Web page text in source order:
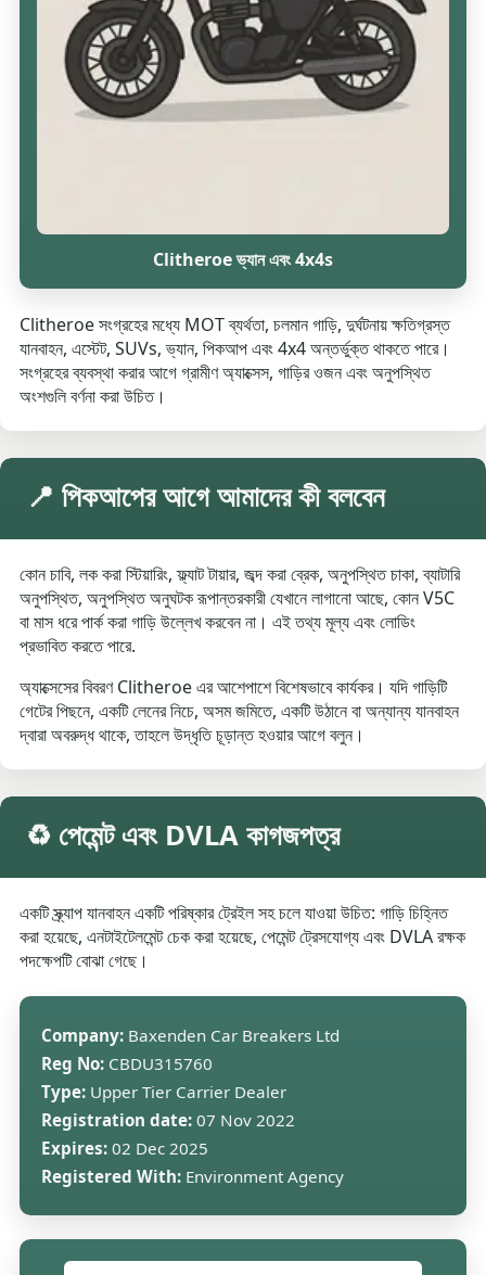
Clitheroe ভ্যান এবং 4x4s
Clitheroe সংগ্রহের মধ্যে MOT ব্যর্থতা, চলমান গাড়ি, দুর্ঘটনায় ক্ষতিগ্রস্ত
যানবাহন, এস্টেট, SUVs, ভ্যান, পিকআপ এবং 4x4 অন্তর্ভুক্ত থাকতে পারে।
সংগ্রহের ব্যবস্থা করার আগে গ্রামীণ অ্যাক্সেস, গাড়ির ওজন এবং অনুপস্থিত
অংশগুলি বর্ণনা করা উচিত।
📍 পিকআপের আগে আমাদের কী বলবেন
কোন চাবি, লক করা স্টিয়ারিং, ফ্ল্যাট টায়ার, জব্দ করা ব্রেক, অনুপস্থিত চাকা, ব্যাটারি
অনুপস্থিত, অনুপস্থিত অনুঘটক রূপান্তরকারী যেখানে লাগানো আছে, কোন V5C
বা মাস ধরে পার্ক করা গাড়ি উল্লেখ করবেন না। এই তথ্য মূল্য এবং লোডিং
প্রভাবিত করতে পারে.
অ্যাক্সেসের বিবরণ Clitheroe এর আশেপাশে বিশেষভাবে কার্যকর। যদি গাড়িটি
গেটের পিছনে, একটি লেনের নিচে, অসম জমিতে, একটি উঠানে বা অন্যান্য যানবাহন
দ্বারা অবরুদ্ধ থাকে, তাহলে উদ্ধৃতি চূড়ান্ত হওয়ার আগে বলুন।
♻️ পেমেন্ট এবং DVLA কাগজপত্র
একটি স্ক্র্যাপ যানবাহন একটি পরিষ্কার ট্রেইল সহ চলে যাওয়া উচিত: গাড়ি চিহ্নিত
করা হয়েছে, এনটাইটেলমেন্ট চেক করা হয়েছে, পেমেন্ট ট্রেসযোগ্য এবং DVLA রক্ষক
পদক্ষেপটি বোঝা গেছে।
Company: Baxenden Car Breakers Ltd
Reg No: CBDU315760
Type: Upper Tier Carrier Dealer
Registration date: 07 Nov 2022
Expires: 02 Dec 2025
Registered With: Environment Agency